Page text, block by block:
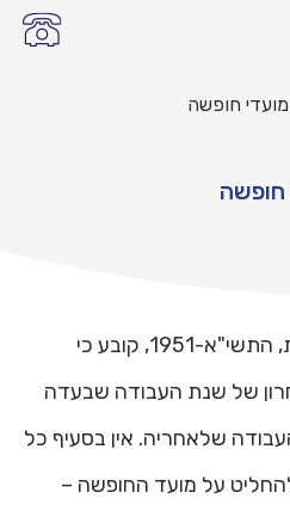
חופשה
חופשה
סעיף 6 לחוק חופשה שנתית, התשי"א-1951, קובע כי
של שנת העבודה שבעדה
שלאחריה. אין בסעיף כל
על מועד החופשה –